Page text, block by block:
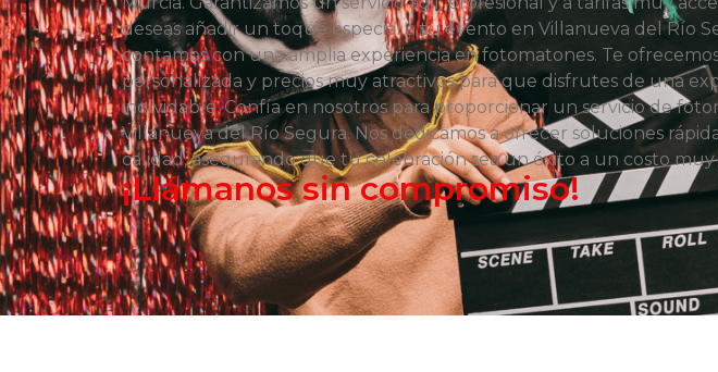
deseas añadir un toque especial a tu evento en Villanueva del Río
contamos con una amplia experiencia en fotomatones. Te
personalizada y precios muy atractivos para que disfrutes de una
inolvidable. Confía en nosotros para proporcionar un servicio de
Villanueva del Río Segura. Nos dedicamos a ofrecer soluciones
calidad, asegurando que tu celebración sea un éxito a un costo muy
¡Llámanos sin compromiso!